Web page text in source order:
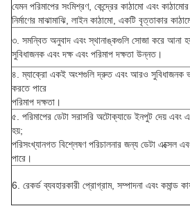
যেমন পরিমাপের সংমিশ্রণ, কেন্দ্রের কাঠামো এবং কাঠামোর
নির্মাণের মাঝামাঝি, লাইন কাঠামো, একটি বৃত্তাকার
৩. সমন্বিত অনুবাদ এবং স্থানাঙ্কগুলি সোজা করে আনা
সুবিধাজনক এবং দক্ষ এবং পরিমাপ দক্ষতা উন্নত।
৪. ম্যাক্রো একই অংশগুলি দ্রুত এবং আরও সুবিধাজনক
করতে পারে
পরিমাপ দক্ষতা।
৫. পরিমাপের ডেটা সরাসরি অটোক্যাডে ইনপুট দেয় এবং
হয়;
পরিসংখ্যানগত বিশ্লেষণ পরিচালনার জন্য ডেটা এক্সেল
পারে।
6. রেকর্ড ব্যবহারকারী প্রোগ্রাম, সম্পাদনা এবং কমান্ড